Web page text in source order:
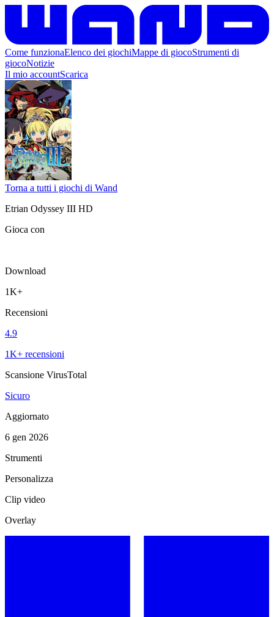
Come funzionaElenco dei giochiMappe di giocoStrumenti di
giocoNotizie
Il mio accountScarica
Torna a tutti i giochi di Wand
Etrian Odyssey III HD
Gioca con
Download
1K+
Recensioni
4.9
1K+ recensioni
Scansione VirusTotal
Sicuro
Aggiornato
6 gen 2026
Strumenti
Personalizza
Clip video
Overlay